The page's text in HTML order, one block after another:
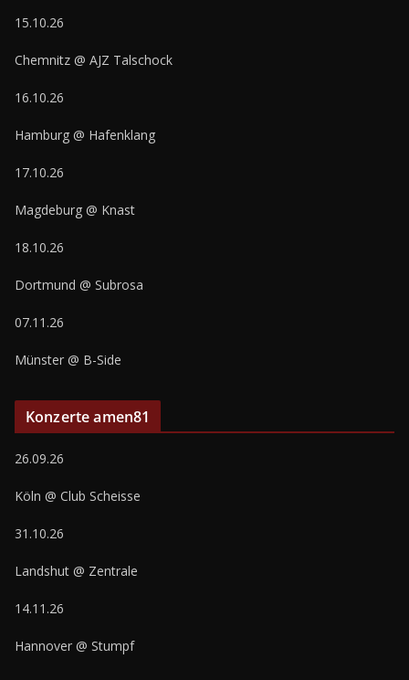
15.10.26
Chemnitz @ AJZ Talschock
16.10.26
Hamburg @ Hafenklang
17.10.26
Magdeburg @ Knast
18.10.26
Dortmund @ Subrosa
07.11.26
Münster @ B-Side
Konzerte amen81
26.09.26
Köln @ Club Scheisse
31.10.26
Landshut @ Zentrale
14.11.26
Hannover @ Stumpf